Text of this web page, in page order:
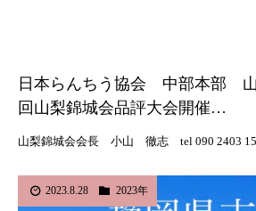
日本らんちう協会 中部本部
回山梨錦城会品評大会開催…
山梨錦城会会長 小山 徹志 tel 090 2403
2023.8.28 2023年